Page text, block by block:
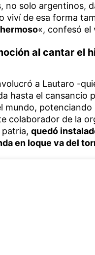
no solo argentinos,
viví de esa forma
«, confesó el
al cantar el
a Lautaro -
hasta el cansancio
mundo, potenciando
colaborador de la
quedó
en loque va del